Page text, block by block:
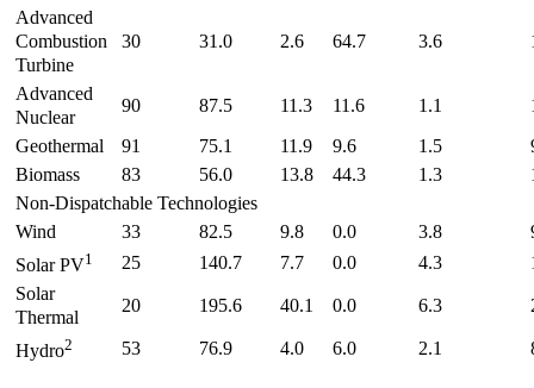
Advanced
Combustion
Turbine
30 31.0 2.6 64.7 3.6
Advanced
Nuclear
90 87.5 11.3 11.6 1.1
Geothermal
91 75.1 11.9 9.6 1.5
Biomass
83 56.0 13.8 44.3 1.3
Non-Dispatchable Technologies
Wind
33 82.5 9.8 0.0 3.8
Solar PV1 25 140.7 7.7 0.0 4.3
Solar
Thermal
20 195.6 40.1 0.0 6.3
Hydro2 53 76.9 4.0 6.0 2.1